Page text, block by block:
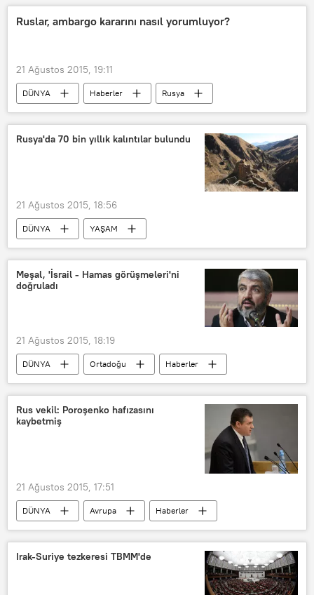
IŞİD
Ruslar, ambargo kararını nasıl yorumluyor?
21 Ağustos 2015, 19:11
DÜNYA Haberler
Rusya
Rusya'ya yaptırımlar
Rusya'da 70 bin yıllık kalıntılar bulundu
21 Ağustos 2015, 18:56
DÜNYA
YAŞAM
Kültür & Sanat
Haberler
Rusya
Başkurdistan
Meşal, 'İsrail - Hamas görüşmeleri'ni
doğruladı
21 Ağustos 2015, 18:19
DÜNYA Ortadoğu
Haberler
İsrail
Halid Meşal Hamas
Rus vekil: Poroşenko hafızasını
kaybetmiş
21 Ağustos 2015, 17:51
DÜNYA Avrupa
Haberler
Rusya
Ukrayna
Pyotr Poroşenko
Leonid Slutskiy
Irak-Suriye tezkeresi TBMM'de